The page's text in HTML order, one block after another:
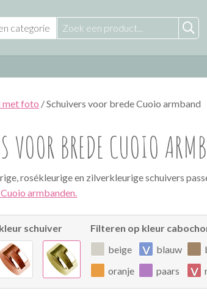
categorie
met foto / Schuivers voor brede Cuoio armband
VOOR BREDE CUOIO
rosékleurige en zilverkleurige schuivers
armbanden.
schuiver
Filteren op kleur
beige
v blauw
oranje
paars v